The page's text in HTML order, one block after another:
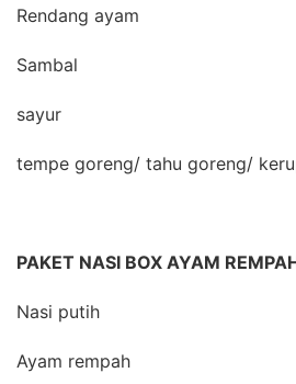
Rendang ayam
Sambal
sayur
tempe goreng/ tahu goreng/
PAKET NASI BOX AYAM
Nasi putih
Ayam rempah